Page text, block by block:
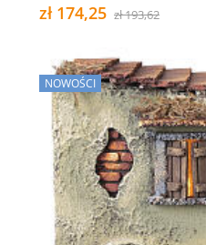
zł 174,25 zł 193,62
NOWOŚCI